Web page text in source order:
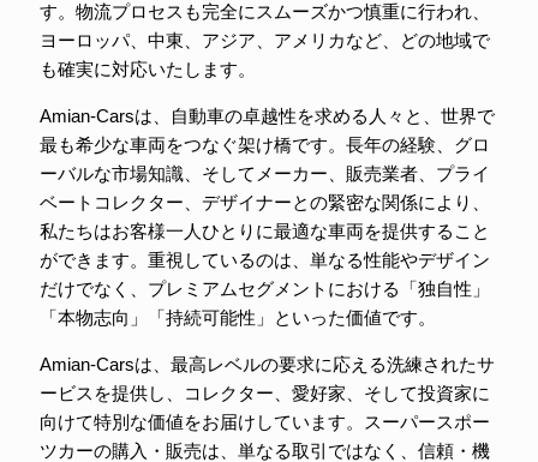
す。物流プロセスも完全にスムーズかつ慎重に行われ、
ヨーロッパ、中東、アジア、アメリカなど、どの地域で
も確実に対応いたします。
Amian-Carsは、自動車の卓越性を求める人々と、世界で
最も希少な車両をつなぐ架け橋です。長年の経験、グロ
ーバルな市場知識、そしてメーカー、販売業者、プライ
ベートコレクター、デザイナーとの緊密な関係により、
私たちはお客様一人ひとりに最適な車両を提供すること
ができます。重視しているのは、単なる性能やデザイン
だけでなく、プレミアムセグメントにおける「独自性」
「本物志向」「持続可能性」といった価値です。
Amian-Carsは、最高レベルの要求に応える洗練されたサ
ービスを提供し、コレクター、愛好家、そして投資家に
向けて特別な価値をお届けしています。スーパースポー
ツカーの購入・販売は、単なる取引ではなく、信頼・機